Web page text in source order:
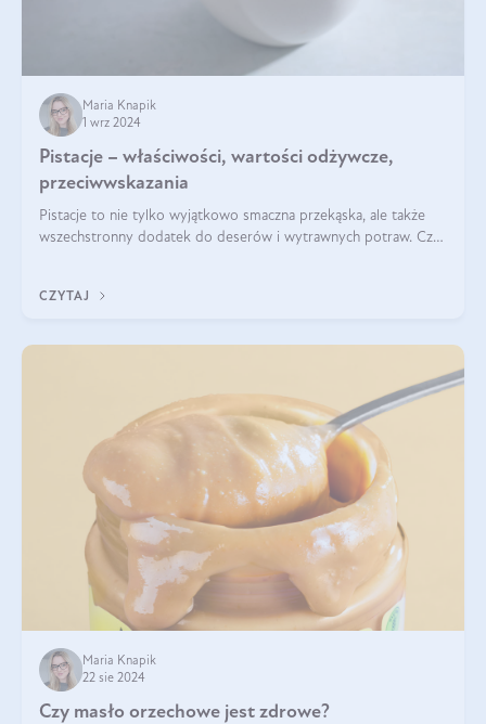
Maria Knapik
1 wrz 2024
Pistacje – właściwości, wartości odżywcze,
przeciwwskazania
Pistacje to nie tylko wyjątkowo smaczna przekąska, ale także
wszechstronny dodatek do deserów i wytrawnych potraw. Czy
CZYTAJ
Maria Knapik
22 sie 2024
Czy masło orzechowe jest zdrowe?